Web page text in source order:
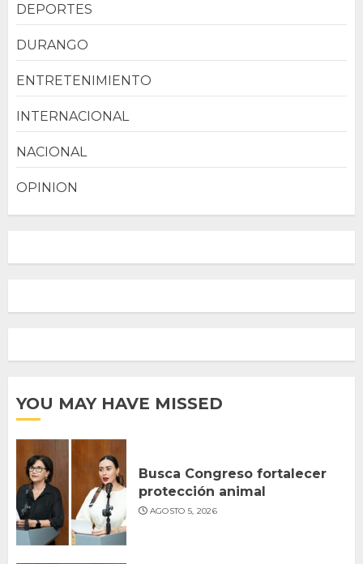
DEPORTES
DURANGO
ENTRETENIMIENTO
INTERNACIONAL
NACIONAL
OPINION
YOU MAY HAVE MISSED
Busca Congreso fortalecer
protección animal
AGOSTO 5, 2026